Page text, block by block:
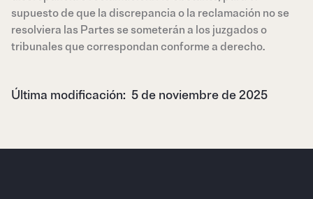
supuesto de que la discrepancia o la reclamación no se
resolviera las Partes se someterán a los juzgados o
tribunales que correspondan conforme a derecho.
Última modificación: 5 de noviembre de 2025